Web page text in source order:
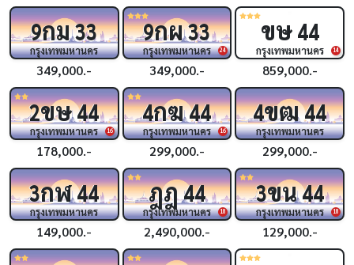
9กม33
กรุงเทพมหานคร
349,000.-
24
9กผ33
กรุงเทพมหานคร
349,000.-
14
ขษ44
กรุงเทพมหานคร
859,000.-
16
2ขษ44
กรุงเทพมหานคร
178,000.-
16
4กฆ44
กรุงเทพมหานคร
299,000.-
4ขฒ44
กรุงเทพมหานคร
299,000.-
3กฬ44
กรุงเทพมหานคร
149,000.-
18
ฎฎ44
กรุงเทพมหานคร
2,490,000.-
18
3ขน44
กรุงเทพมหานคร
129,000.-